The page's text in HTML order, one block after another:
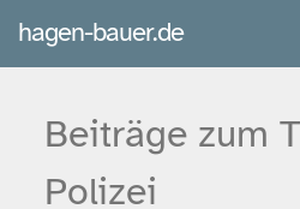
hagen-bauer.de
Beiträge zum
Polizei